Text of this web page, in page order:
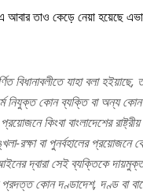
তাও কেড়ে নেয়া হয়েছে
বিধানাবলীতে যাহা বলা হইয়াছে,
নিযুক্ত কোন ব্যক্তি বা অন্য
কিংবা বাংলাদেশের
রক্ষা বা পুনর্বহালের প্রয়োজনে
দ্বারা সেই ব্যক্তিকে
প্রদত্ত কোন দণ্ডাদেশ, দণ্ড বা